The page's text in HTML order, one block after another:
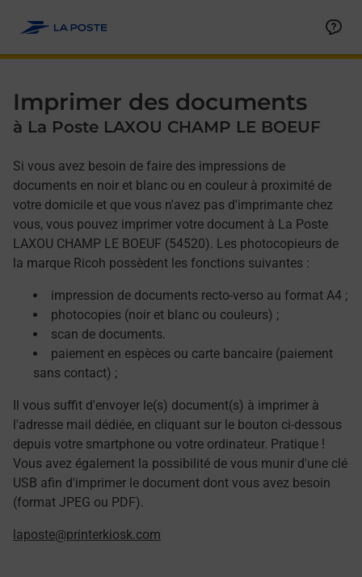
Imprimer des documents
à La Poste LAXOU CHAMP LE BOEUF
Si vous avez besoin de faire des impressions de
documents en noir et blanc ou en couleur à proximité de
votre domicile et que vous n'avez pas d'imprimante chez
vous, vous pouvez imprimer votre document à La Poste
LAXOU CHAMP LE BOEUF (54520). Les photocopieurs de
la marque Ricoh possèdent les fonctions suivantes :
impression de documents recto-verso au format A4 ;
photocopies (noir et blanc ou couleurs) ;
scan de documents.
paiement en espèces ou carte bancaire (paiement
sans contact) ;
Il vous suffit d'envoyer le(s) document(s) à imprimer à
l'adresse mail dédiée, en cliquant sur le bouton ci-dessous
depuis votre smartphone ou votre ordinateur. Pratique !
Vous avez également la possibilité de vous munir d'une clé
USB afin d'imprimer le document dont vous avez besoin
(format JPEG ou PDF).
laposte@printerkiosk.com